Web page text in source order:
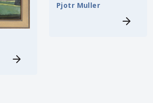
Pjotr Muller